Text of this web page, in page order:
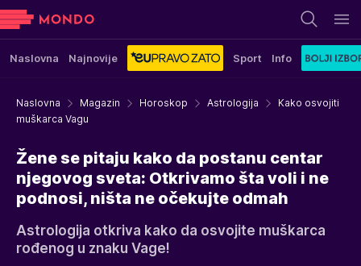
Naslovna Najnovije Sport Info
Naslovna Magazin Horoskop Astrologija
Kako osvojiti
muškarca Vagu
Žene se pitaju kako da postanu centar
njegovog sveta: Otkrivamo šta voli i ne
podnosi, ništa ne očekujte odmah
Astrologija otkriva kako da osvojite muškarca
rođenog u znaku Vage!